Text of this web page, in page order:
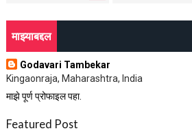
माझ्याबद्दल
Godavari Tambekar
Kingaonraja, Maharashtra, India
माझे पूर्ण प्रोफाइल पहा.
Featured Post